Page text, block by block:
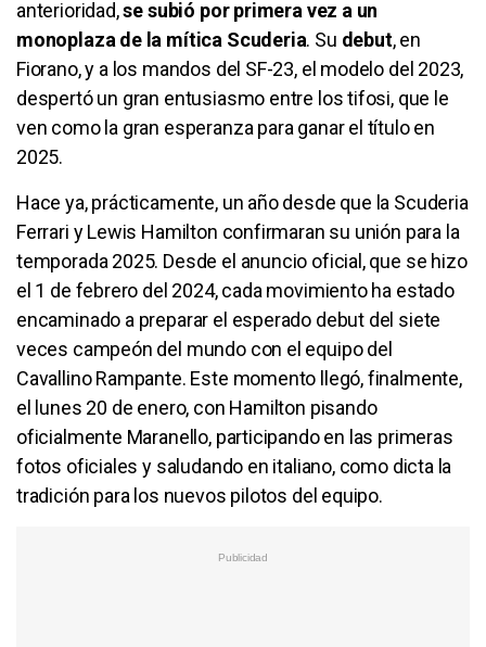
anterioridad,se subió por primera vez a un
monoplaza de la mítica Scuderia. Su debut, en
Fiorano, y a los mandos del SF-23, el modelo del 2023,
despertó un gran entusiasmo entre los tifosi, que le
ven como la gran esperanza para ganar el título en
2025.
Hace ya, prácticamente, un año desde que la Scuderia
Ferrari y Lewis Hamilton confirmaran su unión para la
temporada 2025. Desde el anuncio oficial, que se hizo
el 1 de febrero del 2024, cada movimiento ha estado
encaminado a preparar el esperado debut del siete
veces campeón del mundo con el equipo del
Cavallino Rampante. Este momento llegó, finalmente,
el lunes 20 de enero, con Hamilton pisando
oficialmente Maranello, participando en las primeras
fotos oficiales y saludando en italiano, como dicta la
tradición para los nuevos pilotos del equipo.